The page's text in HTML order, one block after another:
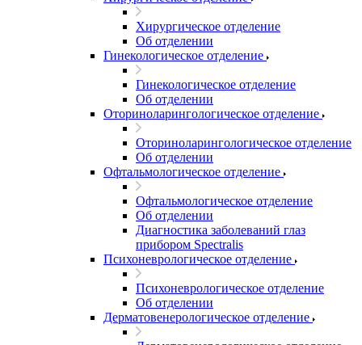
Хирургическое отделение
Об отделении
Гинекологическое отделение
Гинекологическое отделение
Об отделении
Оториноларингологическое отделение
Оториноларингологическое отделение
Об отделении
Офтальмологическое отделение
Офтальмологическое отделение
Об отделении
Диагностика заболеваний глаз
прибором Spectralis
Психоневрологическое отделение
Психоневрологическое отделение
Об отделении
Дерматовенерологическое отделение